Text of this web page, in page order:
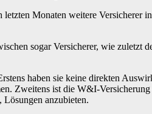
Monaten weitere Versicherer
sogar Versicherer, wie
haben sie keine direkten
Zweitens ist die W&I-
anzubieten.